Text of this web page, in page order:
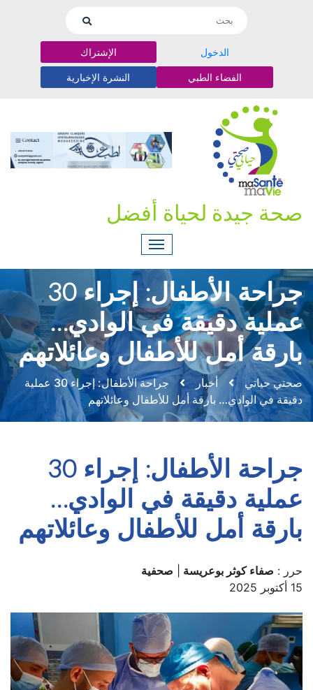
الدخول الإشتراك
الفضاء الطبي النشرة الإخبارية
صحة جيدة لحياة أفضل
جراحة الأطفال: إجراء 30
عملية دقيقة في الوادي…
بارقة أمل للأطفال وعائلاتهم
صحتي حياتي أخبار
جراحة الأطفال: إجراء 30 عملية
دقيقة في الوادي… بارقة أمل للأطفال وعائلاتهم
جراحة الأطفال: إجراء 30
عملية دقيقة في الوادي…
بارقة أمل للأطفال وعائلاتهم
حرر : صفاء كوثر بوعريسة
صحفية
15 أكتوبر 2025